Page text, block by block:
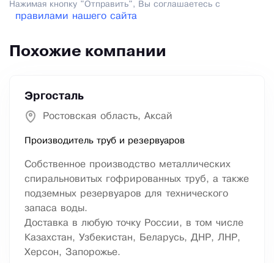
Нажимая кнопку "Отправить", Вы соглашаетесь с
правилами нашего сайта
Похожие компании
Эргосталь
Ростовская область, Аксай
Производитель труб и резервуаров
Собственное производство металлических
спиральновитых гофрированных труб, а также
подземных резервуаров для технического
запаса воды.
Доставка в любую точку России, в том числе
Казахстан, Узбекистан, Беларусь, ДНР, ЛНР,
Херсон, Запорожье.